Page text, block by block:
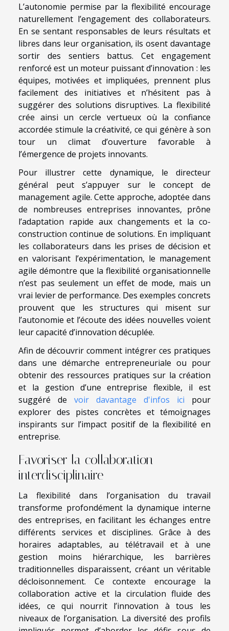
L’autonomie permise par la flexibilité encourage
naturellement l’engagement des collaborateurs.
En se sentant responsables de leurs résultats et
libres dans leur organisation, ils osent davantage
sortir des sentiers battus. Cet engagement
renforcé est un moteur puissant d’innovation : les
équipes, motivées et impliquées, prennent plus
facilement des initiatives et n’hésitent pas à
suggérer des solutions disruptives. La flexibilité
crée ainsi un cercle vertueux où la confiance
accordée stimule la créativité, ce qui génère à son
tour un climat d’ouverture favorable à
l’émergence de projets innovants.
Pour illustrer cette dynamique, le directeur
général peut s’appuyer sur le concept de
management agile. Cette approche, adoptée dans
de nombreuses entreprises innovantes, prône
l’adaptation rapide aux changements et la co-
construction continue de solutions. En impliquant
les collaborateurs dans les prises de décision et
en valorisant l’expérimentation, le management
agile démontre que la flexibilité organisationnelle
n’est pas seulement un effet de mode, mais un
vrai levier de performance. Des exemples concrets
prouvent que les structures qui misent sur
l’autonomie et l’écoute des idées nouvelles voient
leur capacité d’innovation décuplée.
Afin de découvrir comment intégrer ces pratiques
dans une démarche entrepreneuriale ou pour
obtenir des ressources pratiques sur la création
et la gestion d’une entreprise flexible, il est
suggéré de voir davantage d'infos ici pour
explorer des pistes concrètes et témoignages
inspirants sur l’impact positif de la flexibilité en
entreprise.
Favoriser la collaboration
interdisciplinaire
La flexibilité dans l’organisation du travail
transforme profondément la dynamique interne
des entreprises, en facilitant les échanges entre
différents services et disciplines. Grâce à des
horaires adaptables, au télétravail et à une
gestion moins hiérarchique, les barrières
traditionnelles disparaissent, créant un véritable
décloisonnement. Ce contexte encourage la
collaboration active et la circulation fluide des
idées, ce qui nourrit l’innovation à tous les
niveaux de l’organisation. La diversité des profils